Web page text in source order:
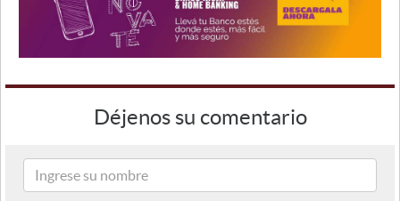
Déjenos su comentario